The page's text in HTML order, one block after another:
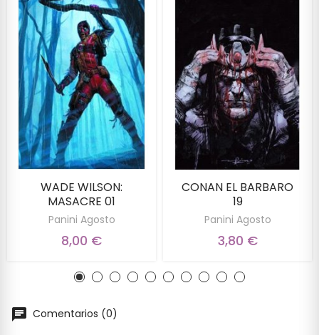
WADE WILSON:
MASACRE 01
Panini Agosto
8,00 €
CONAN EL BARBARO
19
Panini Agosto
3,80 €
Comentarios (0)